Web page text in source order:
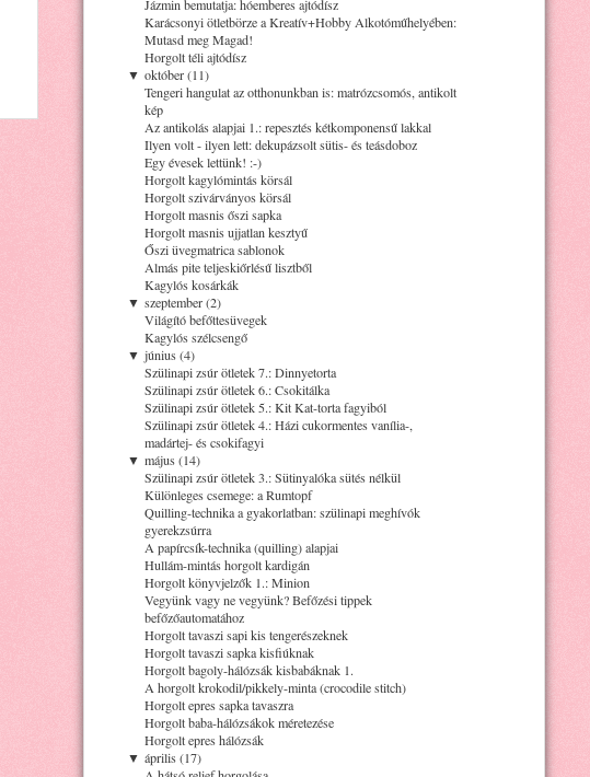
Jázmin bemutatja: hóemberes ajtódísz
Karácsonyi ötletbörze a Kreatív+Hobby Alkotóműhelyében:
Mutasd meg Magad!
Horgolt téli ajtódísz
▼ október (11)
Tengeri hangulat az otthonunkban is: matrózcsomós, antikolt
kép
Az antikolás alapjai 1.: repesztés kétkomponensű lakkal
Ilyen volt - ilyen lett: dekupázsolt sütis- és teásdoboz
Egy évesek lettünk! :-)
Horgolt kagylómintás körsál
Horgolt szivárványos körsál
Horgolt masnis őszi sapka
Horgolt masnis ujjatlan kesztyű
Őszi üvegmatrica sablonok
Almás pite teljeskiőrlésű lisztből
Kagylós kosárkák
▼ szeptember (2)
Világító befőttesüvegek
Kagylós szélcsengő
▼ június (4)
Szülinapi zsúr ötletek 7.: Dinnyetorta
Szülinapi zsúr ötletek 6.: Csokitálka
Szülinapi zsúr ötletek 5.: Kit Kat-torta fagyiból
Szülinapi zsúr ötletek 4.: Házi cukormentes vanília-,
madártej- és csokifagyi
▼ május (14)
Szülinapi zsúr ötletek 3.: Sütinyalóka sütés nélkül
Különleges csemege: a Rumtopf
Quilling-technika a gyakorlatban: szülinapi meghívók
gyerekzsúrra
A papírcsík-technika (quilling) alapjai
Hullám-mintás horgolt kardigán
Horgolt könyvjelzők 1.: Minion
Vegyünk vagy ne vegyünk? Befőzési tippek
befőzőautomatához
Horgolt tavaszi sapi kis tengerészeknek
Horgolt tavaszi sapka kisfiúknak
Horgolt bagoly-hálózsák kisbabáknak 1.
A horgolt krokodil/pikkely-minta (crocodile stitch)
Horgolt epres sapka tavaszra
Horgolt baba-hálózsákok méretezése
Horgolt epres hálózsák
▼ április (17)